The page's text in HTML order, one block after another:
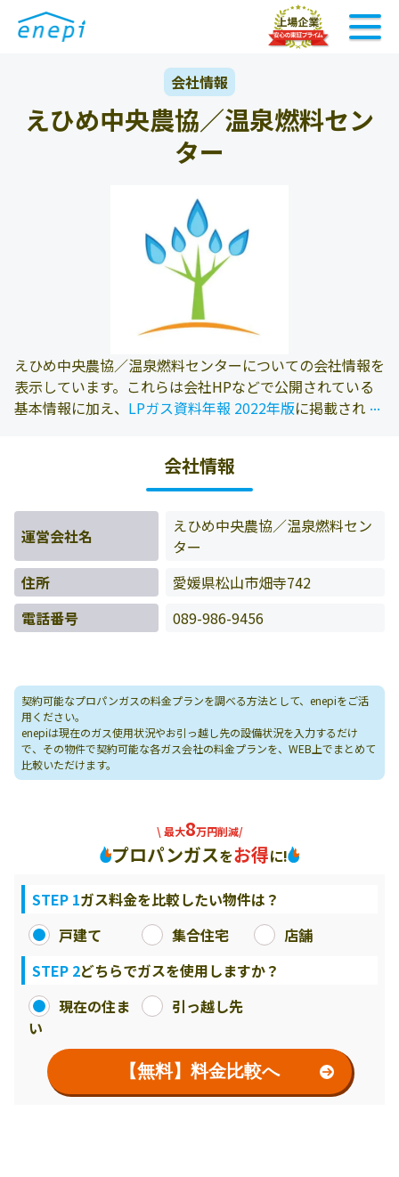
会社情報
えひめ中央農協／温泉燃料セン
ター
えひめ中央農協／温泉燃料センターについての会社情報を
表示しています。これらは会社HPなどで公開されている
基本情報に加え、 LPガス資料年報 2022年版に掲載されて
...
...
会社情報
運営会社名
えひめ中央農協／温泉燃料セン
ター
住所
愛媛県松山市畑寺742
電話番号
089-986-9456
契約可能なプロパンガスの料金プランを調べる方法として、enepiをご活
用ください。
enepiは現在のガス使用状況やお引っ越し先の設備状況を入力するだけ
で、その物件で契約可能な各ガス会社の料金プランを、WEB上でまとめて
比較いただけます。
\ 最大8万円削減/
プロパンガスをお得に!
STEP 1ガス料金を比較したい物件は？
戸建て
集合住宅
店舗
STEP 2どちらでガスを使用しますか？
現在の住ま
い
引っ越し先
【無料】料金比較へ